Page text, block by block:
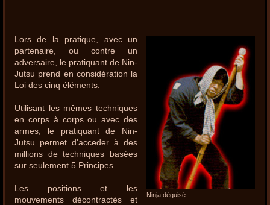
Ninja déguisé
Lors de la pratique, avec un
partenaire, ou contre un
adversaire, le pratiquant de Nin-
Jutsu prend en considération la
Loi des cinq éléments.
Utilisant les mêmes techniques
en corps à corps ou avec des
armes, le pratiquant de Nin-
Jutsu permet d'acceder à des
millions de techniques basées
sur seulement 5 Principes.
Les positions et les
mouvements décontractés et